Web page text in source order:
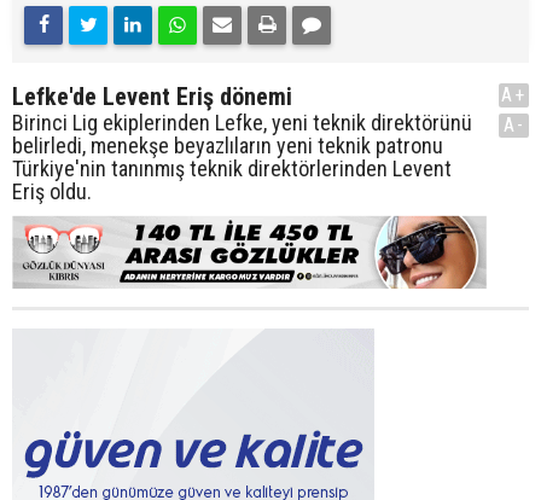
Lefke'de Levent Eriş dönemi
Birinci Lig ekiplerinden Lefke, yeni teknik direktörünü
belirledi, menekşe beyazlıların yeni teknik patronu
Türkiye'nin tanınmış teknik direktörlerinden Levent
Eriş oldu.
A+
A-